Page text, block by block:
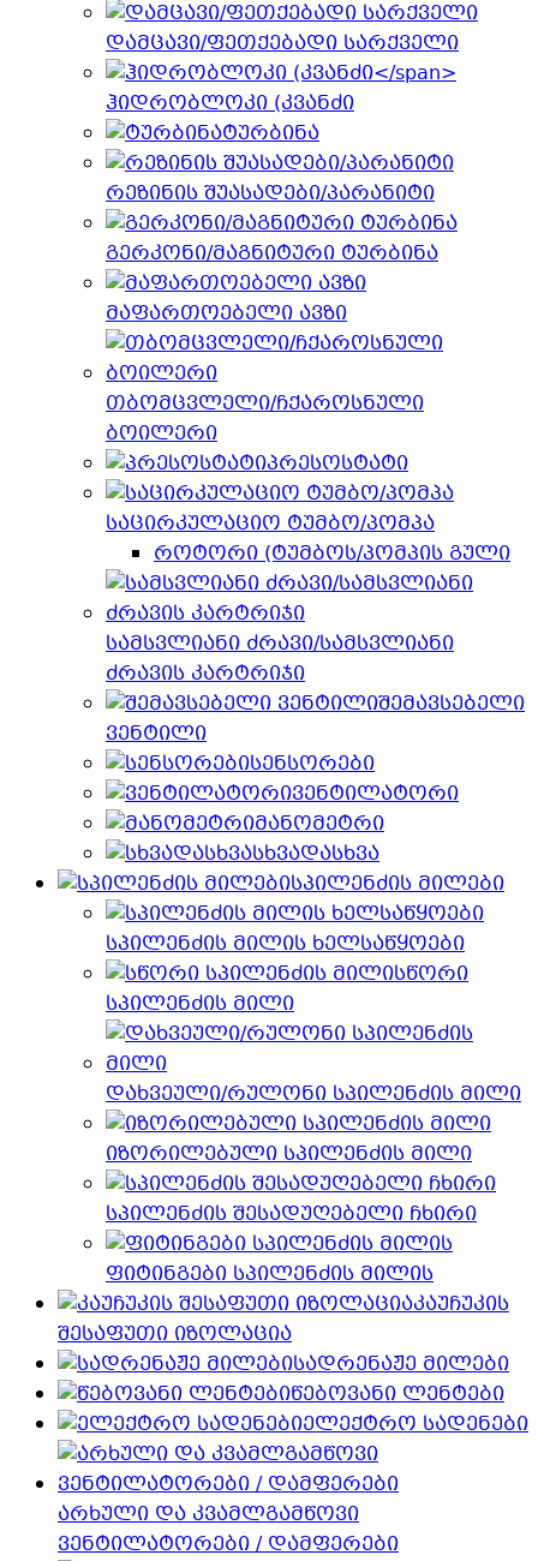
დამცავი/ფეთქებადი სარქველი
ჰიდრობლოკი (კვანძი
ტურბინა
რეზინის შუასადები/პარანიტი
გერკონი/მაგნიტური ტურბინა
მაფართოებელი ავზი
თბომცვლელი/ჩქაროსნული
ბოილერი
პრესოსტატი
საცირკულაციო ტუმბო/პომპა
როტორი (ტუმბოს/პომპის გული
სამსვლიანი ძრავი/სამსვლიანი
ძრავის კარტრიჯი
შემავსებელი
ვენტილი
სენსორები
ვენტილატორი
მანომეტრი
სხვადასხვა
სპილენძის მილები
სპილენძის მილის ხელსაწყოები
სწორი
სპილენძის მილი
დახვეული/რულონი სპილენძის მილი
იზორილებული სპილენძის მილი
სპილენძის შესადუღებელი ჩხირი
ფიტინგები სპილენძის მილის
კაუჩუკის
შესაფუთი იზოლაცია
სადრენაჟე მილები
წებოვანი ლენტები
ელექტრო სადენები
არხული და კვამლგამწოვი
ვენტილატორები / დამფერები